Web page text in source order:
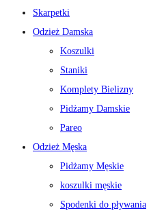
Skarpetki
Odzież Damska
Koszulki
Staniki
Komplety Bielizny
Pidżamy Damskie
Pareo
Odzież Męska
Pidżamy Męskie
koszulki męskie
Spodenki do pływania